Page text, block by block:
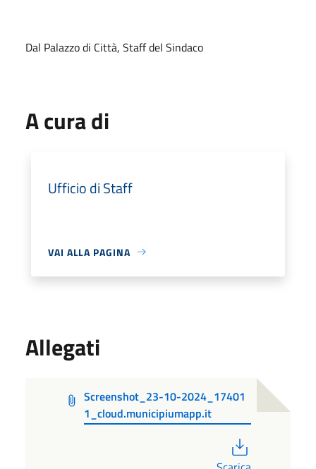
Dal Palazzo di Città, Staff del Sindaco
A cura di
Ufficio di Staff
VAI ALLA PAGINA
Allegati
Screenshot_23-10-2024_17401
1_cloud.municipiumapp.it